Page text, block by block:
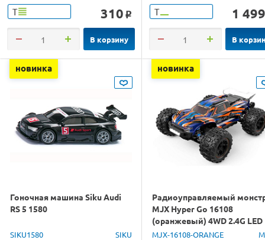
Т 310 o
В корзину
Т 1 499
В
новинка
Гоночная машина Siku Audi
RS 5 1580
SIKU1580 SIKU
новинка
Радиоуправляемый
MJX Hyper Go 16108
(оранжевый) 4WD 2.4G LED
1/16 RTR
MJX-16108-ORANGE